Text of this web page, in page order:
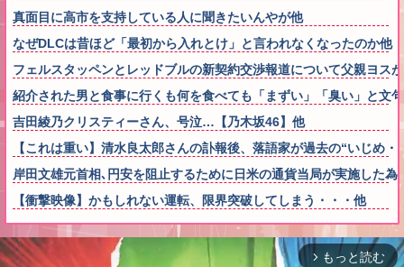
真面目に高市を支持している人に聞きたいんやが他
なぜDLCは昔ほど「最初から入れとけ」と言われなくなったのか他
フェルスタッペンとレッドブルの新契約交渉報道について父親ヨス
紹介された男と食事に行くも何を食べても「まずい」「臭い」と
吉田綾乃クリスティーさん、号泣…【乃木坂46】他
【これは重い】清水良太郎さんの訃報後、落語家が過去の“いじめ・
岸田文雄元首相､円安を阻止するために日米の通貨当局が実施した
【衝撃映像】かもしれない運転、限界突破してしまう・・・他
arrow_forward_ios もっと読む